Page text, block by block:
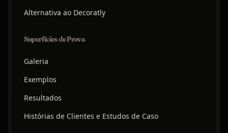
Alternativa ao Decoratly
Superfícies de Prova
Galeria
Exemplos
Resultados
Histórias de Clientes e Estudos de Caso